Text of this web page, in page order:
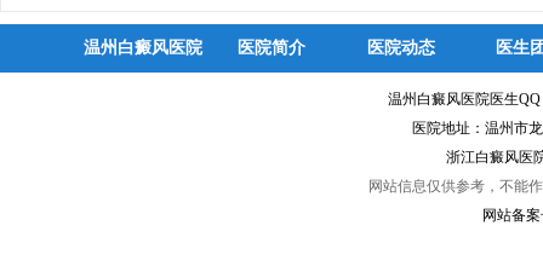
温州白癜风医院 医院简介 医院动态 医生
温州白癜风医院医生
医院地址：温州市
浙江白癜风医
网站信息仅供参考，不能
网站备